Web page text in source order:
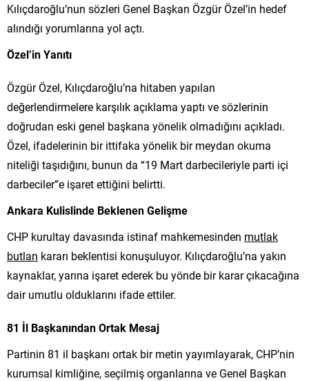
Kılıçdaroğlu’nun sözleri Genel Başkan Özgür Özel’in hedef
alındığı yorumlarına yol açtı.
Özel’in Yanıtı
Özgür Özel, Kılıçdaroğlu’na hitaben yapılan
değerlendirmelere karşılık açıklama yaptı ve sözlerinin
doğrudan eski genel başkana yönelik olmadığını açıkladı.
Özel, ifadelerinin bir ittifaka yönelik bir meydan okuma
niteliği taşıdığını, bunun da “19 Mart darbecileriyle parti içi
darbeciler”e işaret ettiğini belirtti.
Ankara Kulislinde Beklenen Gelişme
CHP kurultay davasında istinaf mahkemesinden mutlak
butlan kararı beklentisi konuşuluyor. Kılıçdaroğlu’na yakın
kaynaklar, yarına işaret ederek bu yönde bir karar çıkacağına
dair umutlu olduklarını ifade ettiler.
81 İl Başkanından Ortak Mesaj
Partinin 81 il başkanı ortak bir metin yayımlayarak, CHP’nin
kurumsal kimliğine, seçilmiş organlarına ve Genel Başkan